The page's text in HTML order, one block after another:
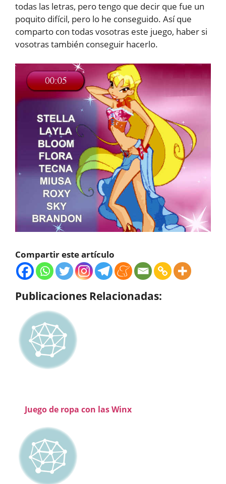
todas las letras, pero tengo que decir que fue un
poquito difícil, pero lo he conseguido. Así que
comparto con todas vosotras este juego, haber si
vosotras también conseguir hacerlo.
Compartir este artículo
Publicaciones Relacionadas:
Juego de ropa con las Winx